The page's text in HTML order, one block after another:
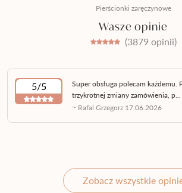
Pierścionki zaręczynowe
Wasze opinie
(3879 opinii)
5/5
Super obsługa polecam każdemu.
trzykrotnej zmiany zamówienia, p...
~ Rafal Grzegorz 17.06.2026
Zobacz wszystkie